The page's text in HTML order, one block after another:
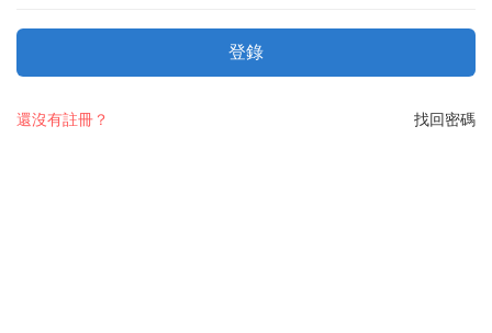
登錄
找回密碼
還沒有註冊？